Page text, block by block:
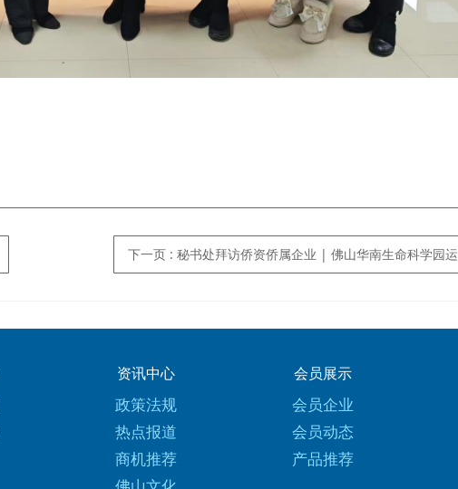
下一页 : 秘书处拜访侨资侨属企业 | 佛山华南生命科学园运营有限公司
资讯中心
政策法规
热点报道
商机推荐
会员展示
会员企业
会员动态
产品推荐